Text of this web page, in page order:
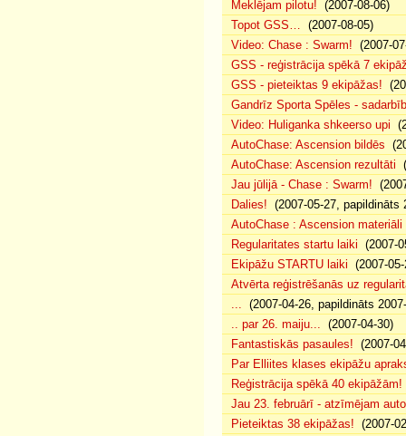
Meklējam pilotu! (2007-08-06)
Topot GSS… (2007-08-05)
Video: Chase : Swarm! (2007-
GSS - reģistrācija spēkā 7
GSS - pieteiktas 9 ekipāžas!
Gandrīz Sporta Spēles -
Video: Huliganka shkeerso upi
AutoChase: Ascension bildēs
AutoChase: Ascension rezultāti
Jau jūlijā - Chase : Swarm!
Dalies! (2007-05-27, papildināts
AutoChase : Ascension materiāli
Regularitates startu laiki (2007-
Ekipāžu STARTU laiki (2007-
Atvērta reģistrēšanās uz
... (2007-04-26, papildināts
.. par 26. maiju... (2007-04-30)
Fantastiskās pasaules! (2007-
Par Elliites klases ekipāžu
Reģistrācija spēkā 40 ekipāžām!
Jau 23. februārī - atzīmējam
Pieteiktas 38 ekipāžas! (2007-